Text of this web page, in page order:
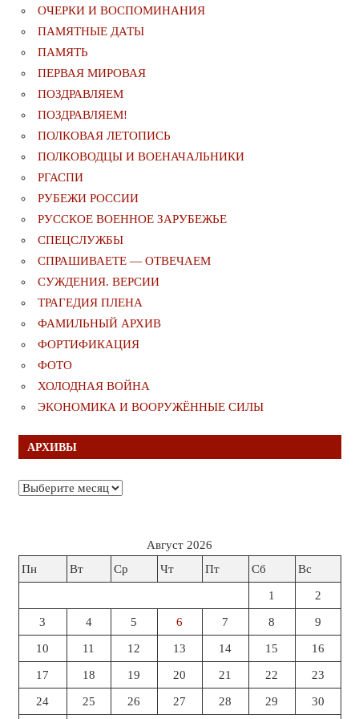
ОЧЕРКИ И ВОСПОМИНАНИЯ
ПАМЯТНЫЕ ДАТЫ
ПАМЯТЬ
ПЕРВАЯ МИРОВАЯ
ПОЗДРАВЛЯЕМ
ПОЗДРАВЛЯЕМ!
ПОЛКОВАЯ ЛЕТОПИСЬ
ПОЛКОВОДЦЫ И ВОЕНАЧАЛЬНИКИ
РГАСПИ
РУБЕЖИ РОССИИ
РУССКОЕ ВОЕННОЕ ЗАРУБЕЖЬЕ
СПЕЦСЛУЖБЫ
СПРАШИВАЕТЕ — ОТВЕЧАЕМ
СУЖДЕНИЯ. ВЕРСИИ
ТРАГЕДИЯ ПЛЕНА
ФАМИЛЬНЫЙ АРХИВ
ФОРТИФИКАЦИЯ
ФОТО
ХОЛОДНАЯ ВОЙНА
ЭКОНОМИКА И ВООРУЖЁННЫЕ СИЛЫ
АРХИВЫ
Архивы
Август 2026
Пн
Вт Ср Чт Пт Сб Вс
1 2
3 4 5 6 7 8 9
10 11 12 13 14 15 16
17 18 19 20 21 22 23
24 25 26 27 28 29 30